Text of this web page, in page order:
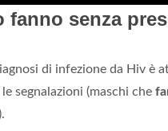
fanno senza
di infezione da Hiv è
segnalazioni (maschi che